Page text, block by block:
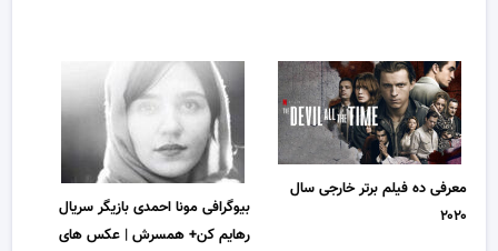
معرفی ده فیلم برتر خارجی سال
۲۰۲۰
بیوگرافی مونا احمدی بازیگر سریال
رهایم کن+ همسرش | عکس های